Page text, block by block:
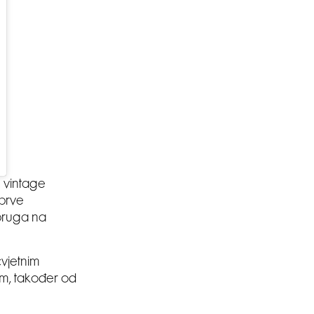
vintage
na
također od